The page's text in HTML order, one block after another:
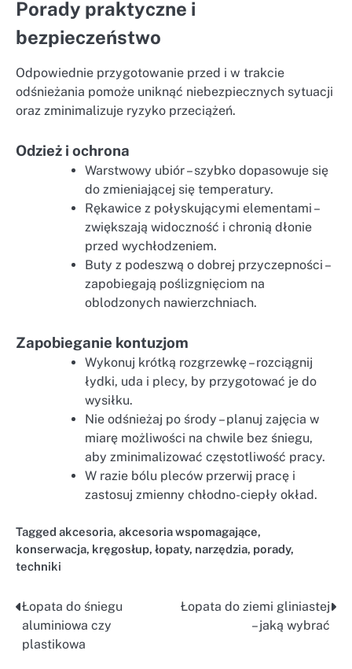
Porady praktyczne i
bezpieczeństwo
Odpowiednie przygotowanie przed i w trakcie
odśnieżania pomoże uniknąć niebezpiecznych sytuacji
oraz zminimalizuje ryzyko przeciążeń.
Odzież i ochrona
Warstwowy ubiór – szybko dopasowuje się
do zmieniającej się temperatury.
Rękawice z połyskującymi elementami –
zwiększają widoczność i chronią dłonie
przed wychłodzeniem.
Buty z podeszwą o dobrej przyczepności –
zapobiegają poślizgnięciom na
oblodzonych nawierzchniach.
Zapobieganie kontuzjom
Wykonuj krótką rozgrzewkę – rozciągnij
łydki, uda i plecy, by przygotować je do
wysiłku.
Nie odśnieżaj po środy – planuj zajęcia w
miarę możliwości na chwile bez śniegu,
aby zminimalizować częstotliwość pracy.
W razie bólu pleców przerwij pracę i
zastosuj zmienny chłodno-ciepły okład.
Tagged akcesoria, akcesoria wspomagające,
konserwacja, kręgosłup, łopaty, narzędzia, porady,
techniki
Nawigacja
wpisu
Łopata do śniegu
aluminiowa czy
plastikowa
Łopata do ziemi gliniastej
– jaką wybrać